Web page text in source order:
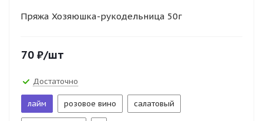
Пряжа Хозяюшка-рукодельница 50г
70 ₽/шт
Достаточно
лайм розовое вино салатовый